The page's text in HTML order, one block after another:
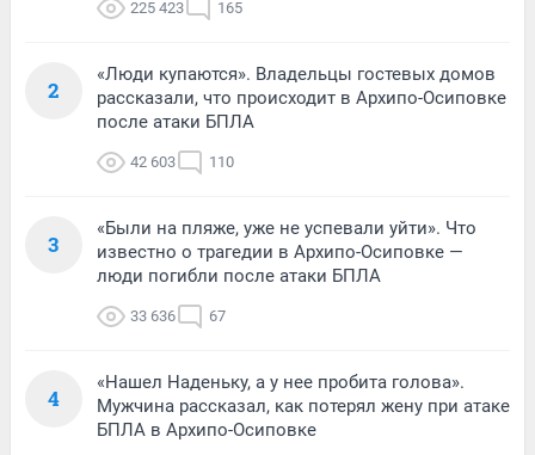
225 423 165
2
«Люди купаются». Владельцы гостевых домов
рассказали, что происходит в Архипо-Осиповке
после атаки БПЛА
42 603 110
3
«Были на пляже, уже не успевали уйти». Что
известно о трагедии в Архипо-Осиповке —
люди погибли после атаки БПЛА
33 636 67
4
«Нашел Наденьку, а у нее пробита голова».
Мужчина рассказал, как потерял жену при атаке
БПЛА в Архипо-Осиповке